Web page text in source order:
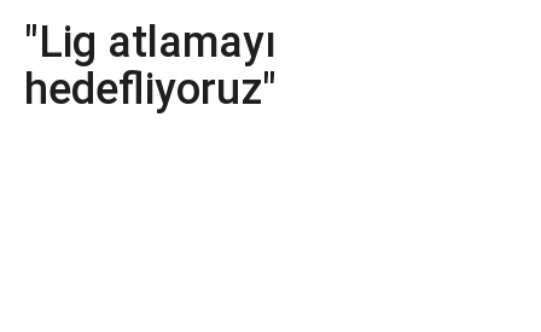
"Lig atlamayı
hedefliyoruz"